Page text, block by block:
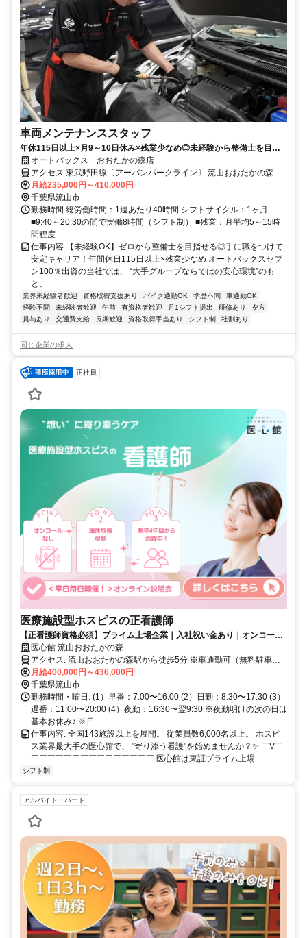
車両メンテナンススタッフ
年休115日以上×月9～10日休み×残業少なめ◎未経験から整備士を目指
せる研修制度充実！資格取得も会社がサポート♪CMでもお馴染み★オー
トバックスのお仕事です！
オートバックス おおたかの森店
アクセス 東武野田線〔アーバンパークライン〕 流山おおたかの森西
出口徒歩約10分、つくばエクスプレス 流山おおたかの森西出口徒歩
約10分、東武野田線〔アーバンパークライン〕 初石西口徒歩約18分
月給235,000円～410,000円
千葉県流山市
勤務時間 総労働時間：1週あたり40時間 シフトサイクル：1ヶ月
■9:40～20:30の間で実働8時間（シフト制） ■残業：月平均5～15時
間程度
仕事内容 【未経験OK】ゼロから整備士を目指せる◎手に職をつけて
安定キャリア！年間休日115日以上×残業少なめ オートバックスセブ
ン100％出資の当社では、 “大手グループならではの安心環境”のも
と、...
業界未経験者歓迎 資格取得支援あり バイク通勤OK 学歴不問
車通勤OK
経験不問
未経験者歓迎 午前 有資格者歓迎 月1シフト提出 研修あり
夕方
賞与あり
交通費支給 長期歓迎 資格取得手当あり シフト制 社割あり
同じ企業の求人
正社員
医療施設型ホスピスの正看護師
【正看護師資格必須】プライム上場企業｜入社祝い金あり｜オンコール
なし｜ホスピス未経験OK｜年間休日115日
医心館 流山おおたかの森
アクセス: 流山おおたかの森駅から徒歩5分 ※車通勤可（無料駐車場
あり）
月給400,000円～436,000円
千葉県流山市
勤務時間・曜日: (1）早番：7:00〜16:00 (2）日勤：8:30〜17:30 (3）
遅番：11:00〜20:00 (4）夜勤：16:30〜翌9:30 ※夜勤明けの次の日は
基本お休み♪ ※日...
仕事内容: 全国143施設以上を展開。 従業員数6,000名以上。 ホスピ
ス業界最大手の医心館で、 "寄り添う看護"を始めませんか？✨ ￣V￣
￣￣￣￣￣￣￣￣￣￣￣￣￣￣￣ 医心館は東証プライム上場...
シフト制
アルバイト・パート